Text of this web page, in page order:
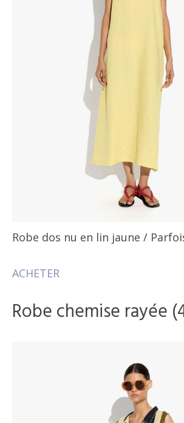
Robe dos nu en lin jaune /
ACHETER
Robe chemise rayée